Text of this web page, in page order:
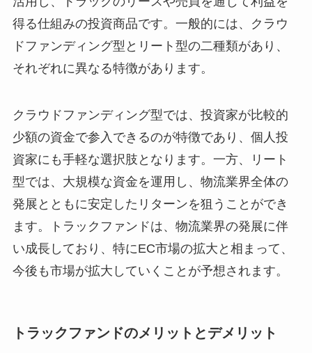
得る仕組みの投資商品です。一般的には、クラウ
ドファンディング型とリート型の二種類があり、
それぞれに異なる特徴があります。
クラウドファンディング型では、投資家が比較的
少額の資金で参入できるのが特徴であり、個人投
資家にも手軽な選択肢となります。一方、リート
型では、大規模な資金を運用し、物流業界全体の
発展とともに安定したリターンを狙うことができ
ます。トラックファンドは、物流業界の発展に伴
い成長しており、特にEC市場の拡大と相まって、
今後も市場が拡大していくことが予想されます。
トラックファンドのメリットとデメリット